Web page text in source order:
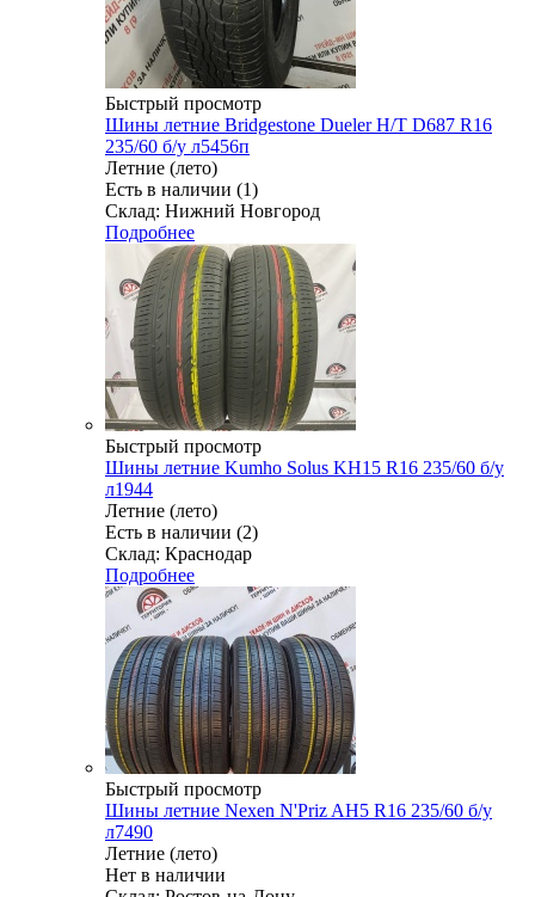
Быстрый просмотр
Шины летние Bridgestone Dueler H/T D687 R16
235/60 б/у л5456п
Летние (лето)
Есть в наличии (1)
Склад: Нижний Новгород
Подробнее
Быстрый просмотр
Шины летние Kumho Solus KH15 R16 235/60 б/у
л1944
Летние (лето)
Есть в наличии (2)
Склад: Краснодар
Подробнее
Быстрый просмотр
Шины летние Nexen N'Priz AH5 R16 235/60 б/у
л7490
Летние (лето)
Нет в наличии